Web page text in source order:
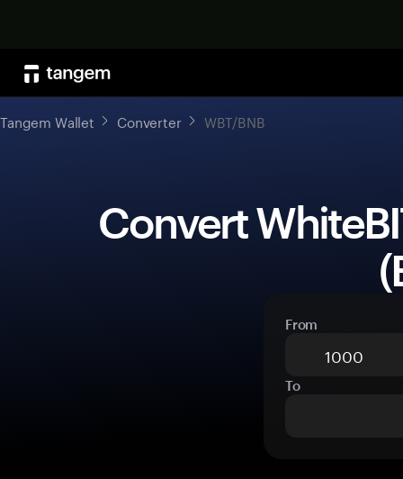
Tangem Wallet Converter WBT/BNB
From
To